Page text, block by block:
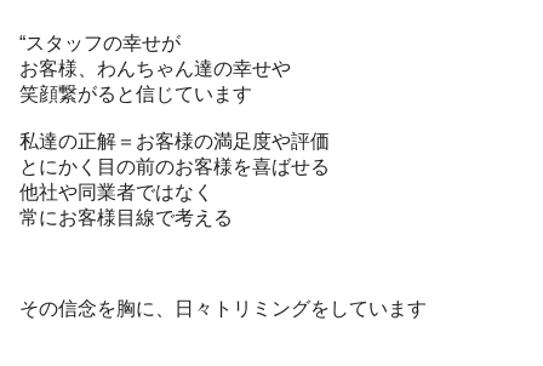
“スタッフの幸せが
お客様、わんちゃん達の幸せや
笑顔繋がると信じています
私達の正解＝お客様の満足度や評価
とにかく目の前のお客様を喜ばせる
他社や同業者ではなく
常にお客様目線で考える
その信念を胸に、日々トリミングをしています